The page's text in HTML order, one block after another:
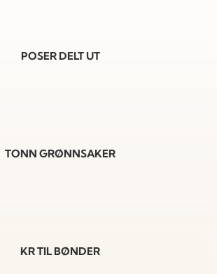
POSER DELT UT
TONN GRØNNSAKER
KR TIL BØNDER